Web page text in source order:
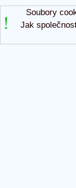
Soubory
Jak